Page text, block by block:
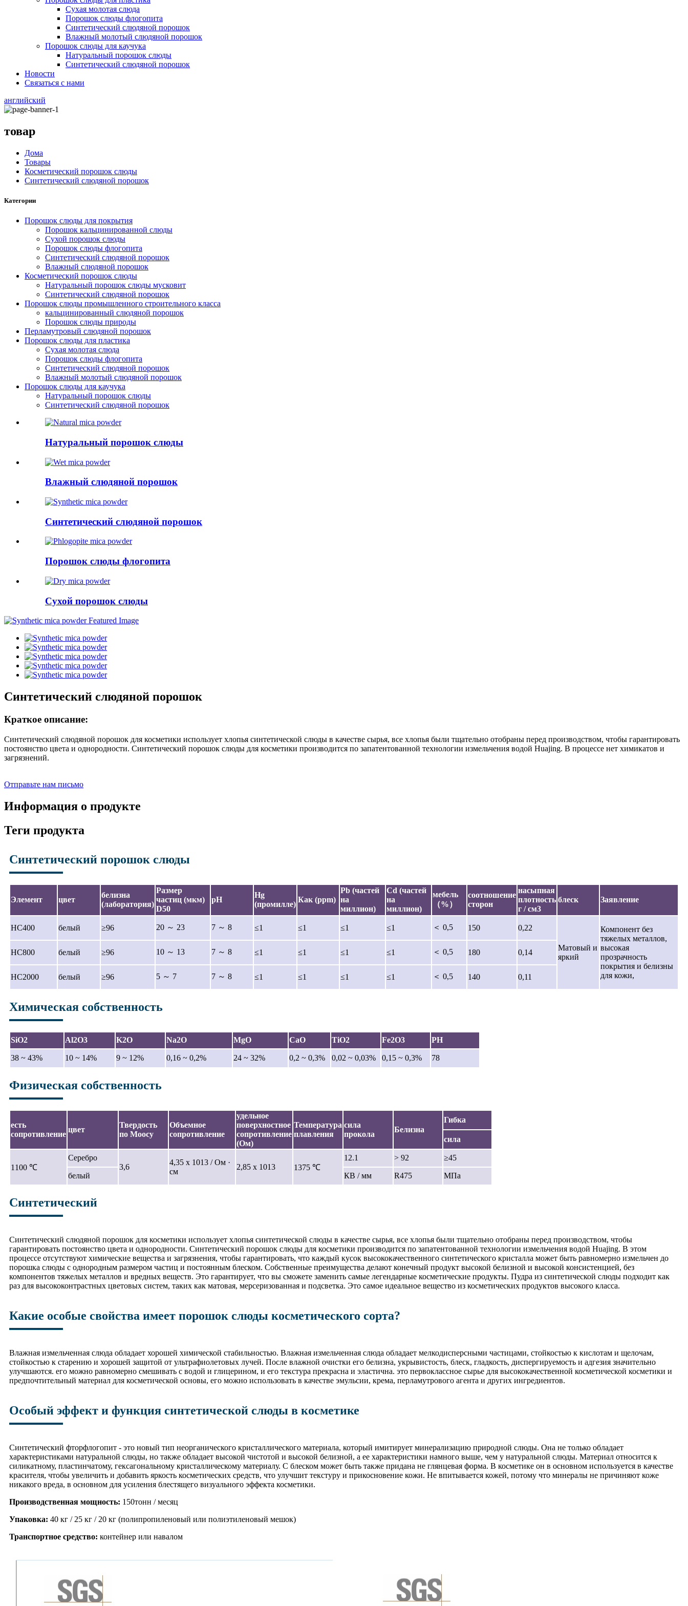
Сухая молотая слюда
Порошок слюды флогопита
Синтетический слюдяной порошок
Влажный молотый слюдяной порошок
Порошок слюды для каучука
Натуральный порошок слюды
Синтетический слюдяной порошок
Новости
Связаться с нами
английский
товар
Дома
Товары
Косметический порошок слюды
Синтетический слюдяной порошок
Категории
Порошок слюды для покрытия
Порошок кальцинированной слюды
Сухой порошок слюды
Порошок слюды флогопита
Синтетический слюдяной порошок
Влажный слюдяной порошок
Косметический порошок слюды
Натуральный порошок слюды мусковит
Синтетический слюдяной порошок
Порошок слюды промышленного строительного класса
кальцинированный слюдяной порошок
Порошок слюды природы
Перламутровый слюдяной порошок
Порошок слюды для пластика
Сухая молотая слюда
Порошок слюды флогопита
Синтетический слюдяной порошок
Влажный молотый слюдяной порошок
Порошок слюды для каучука
Натуральный порошок слюды
Синтетический слюдяной порошок
Натуральный порошок слюды
Влажный слюдяной порошок
Синтетический слюдяной порошок
Порошок слюды флогопита
Сухой порошок слюды
Синтетический слюдяной порошок
Краткое описание:
Синтетический слюдяной порошок для косметики использует хлопья синтетической слюды в качестве сырья, все хлопья были тщательно отобраны перед производством, чтобы гарантировать
постоянство цвета и однородности. Синтетический порошок слюды для косметики производится по запатентованной технологии измельчения водой Huajing. В процессе нет химикатов и
загрязнений.
Отправьте нам письмо
Информация о продукте
Теги продукта
Синтетический порошок слюды
Элемент цвет
белизна
(лаборатория)
Размер
частиц (мкм)
D50
pH
Hg
(промилле)
Как (ppm)
Pb (частей
на
миллион)
Cd (частей
на
миллион)
мебель
（%）
соотношение
сторон
насыпная
плотность
г / см3
блеск Заявление
HC400 белый ≥96 20 ～ 23 7 ～ 8 ≤1 ≤1 ≤1 ≤1 ＜ 0,5 150 0,22
Матовый и
яркий
Компонент без
тяжелых металлов,
высокая
прозрачность
покрытия и белизны
для кожи,
HC800 белый ≥96 10 ～ 13 7 ～ 8 ≤1 ≤1 ≤1 ≤1 ＜ 0,5 180 0,14
HC2000 белый ≥96 5 ～ 7 7 ～ 8 ≤1 ≤1 ≤1 ≤1 ＜ 0,5 140 0,11
Химическая собственность
SiO2 Al2O3 K2O Na2O MgO CaO TiO2 Fe2O3 PH
38 ~ 43% 10 ~ 14% 9 ~ 12% 0,16 ~ 0,2% 24 ~ 32% 0,2 ~ 0,3% 0,02 ~ 0,03% 0,15 ~ 0,3% 78
Физическая собственность
есть
сопротивление
цвет
Твердость
по Моосу
Объемное
сопротивление
удельное
поверхностное
сопротивление
(Ом)
Температура
плавления
сила
прокола
Белизна
Гибка
сила
1100 ℃
Серебро
3,6
4,35 x 1013 / Ом ·
см
2,85 х 1013 1375 ℃
12.1 > 92 ≥45
белый КВ / мм R475 МПа
Синтетический
Синтетический слюдяной порошок для косметики использует хлопья синтетической слюды в качестве сырья, все хлопья были тщательно отобраны перед производством, чтобы
гарантировать постоянство цвета и однородности. Синтетический порошок слюды для косметики производится по запатентованной технологии измельчения водой Huajing. В этом
процессе отсутствуют химические вещества и загрязнения, чтобы гарантировать, что каждый кусок высококачественного синтетического кристалла может быть равномерно измельчен до
порошка слюды с однородным размером частиц и постоянным блеском. Собственные преимущества делают конечный продукт высокой белизной и высокой консистенцией, без
компонентов тяжелых металлов и вредных веществ. Это гарантирует, что вы сможете заменить самые легендарные косметические продукты. Пудра из синтетической слюды подходит как
раз для высококонтрастных цветовых систем, таких как матовая, мерсеризованная и подсветка. Это самое идеальное вещество из косметических продуктов высокого класса.
Какие особые свойства имеет порошок слюды косметического сорта?
Влажная измельченная слюда обладает хорошей химической стабильностью. Влажная измельченная слюда обладает мелкодисперсными частицами, стойкостью к кислотам и щелочам,
стойкостью к старению и хорошей защитой от ультрафиолетовых лучей. После влажной очистки его белизна, укрывистость, блеск, гладкость, диспергируемость и адгезия значительно
улучшаются. его можно равномерно смешивать с водой и глицерином, и его текстура прекрасна и эластична. это первоклассное сырье для высококачественной косметической косметики и
предпочтительный материал для косметической основы, его можно использовать в качестве эмульсии, крема, перламутрового агента и других ингредиентов.
Особый эффект и функция синтетической слюды в косметике
Синтетический фторфлогопит - это новый тип неорганического кристаллического материала, который имитирует минерализацию природной слюды. Она не только обладает
характеристиками натуральной слюды, но также обладает высокой чистотой и высокой белизной, а ее характеристики намного выше, чем у натуральной слюды. Материал относится к
силикатному, пластинчатому, гексагональному кристаллическому материалу. С блеском может быть также придана не глянцевая форма. В косметике он в основном используется в качестве
красителя, чтобы увеличить и добавить яркость косметических средств, что улучшит текстуру и прикосновение кожи. Не впитывается кожей, потому что минералы не причиняют коже
никакого вреда, в основном для усиления блестящего визуального эффекта косметики.
Производственная мощность: 150тонн / месяц
Упаковка: 40 кг / 25 кг / 20 кг (полипропиленовый или полиэтиленовый мешок)
Транспортное средство: контейнер или навалом